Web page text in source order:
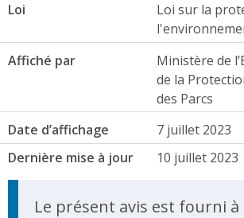
Loi
Loi sur la
Affiché par
Ministère de
de la
des Parcs
Date d’affichage
7 juillet 2023
Dernière mise à jour
10 juillet 2023
Le présent avis est fourni